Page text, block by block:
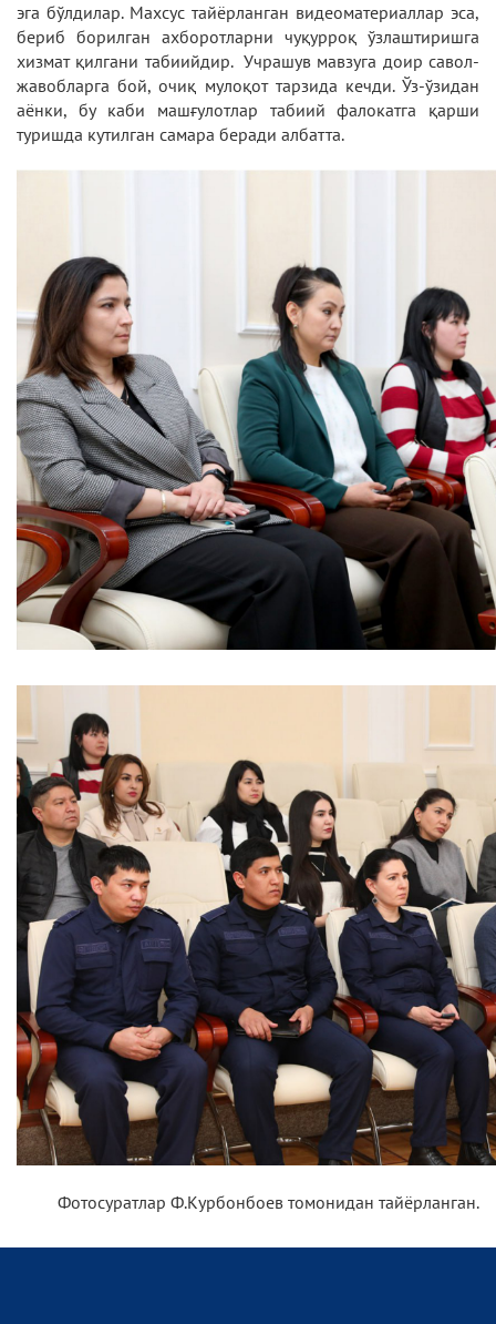
эга бўлдилар. Махсус тайёрланган видеоматериаллар эса,
бериб борилган ахборотларни чуқурроқ ўзлаштиришга
хизмат қилгани табиийдир. Учрашув мавзуга доир савол-
жавобларга бой, очиқ мулоқот тарзида кечди. Ўз-ўзидан
аёнки, бу каби машғулотлар табиий фалокатга қарши
туришда кутилган самара беради албатта.
Фотосуратлар Ф.Курбонбоев томонидан тайёрланган.